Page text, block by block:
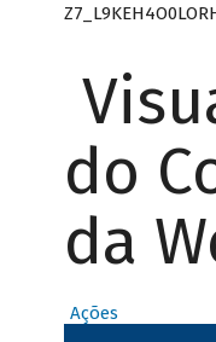
do
da
Ações